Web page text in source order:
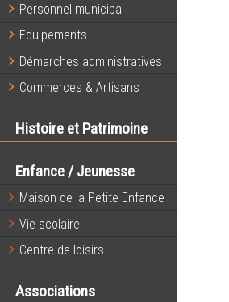
Personnel municipal
Equipements
Démarches administratives
Commerces & Artisans
Histoire et Patrimoine
Enfance / Jeunesse
Maison de la Petite Enfance
Vie scolaire
Centre de loisirs
Associations